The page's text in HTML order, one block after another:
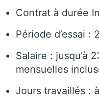
Contrat à durée
Période d’essai :
Salaire : jusqu’à
mensuelles
Jours travaillés :